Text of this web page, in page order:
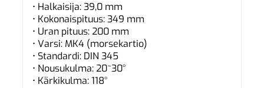
• Halkaisija: 39,0 mm
• Kokonaispituus: 349 mm
• Uran pituus: 200 mm
• Varsi: MK4 (morsekartio)
• Standardi: DIN 345
• Nousukulma: 20~30°
• Kärkikulma: 118°